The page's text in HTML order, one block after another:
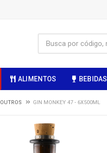
ALIMENTOS BEBIDAS
OUTROS GIN MONKEY 47 - 6X500ML